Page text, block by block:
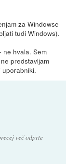
za Windowse
tudi Windows).
ne hvala. Sem
predstavljam
uporabniki.
več odprte